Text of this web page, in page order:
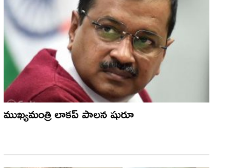
ముఖ్యమంత్రి లాకప్ పాలన షురూ